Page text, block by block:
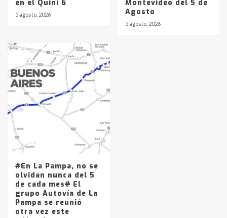
en el Quini 6
5 agosto, 2026
Montevideo del 5 de
Agosto
5 agosto, 2026
#En La Pampa, no se
olvidan nunca del 5
de cada mes# El
grupo Autovía de La
Pampa se reunió
otra vez este